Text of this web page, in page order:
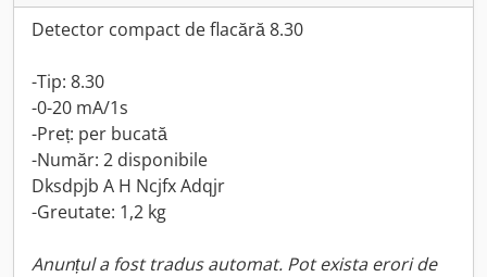
Detector compact de flacără 8.30
-Tip: 8.30
-0-20 mA/1s
-Preț: per bucată
-Număr: 2 disponibile
Dksdpjb A H Ncjfx Adqjr
-Greutate: 1,2 kg
Anunțul a fost tradus automat. Pot exista erori de